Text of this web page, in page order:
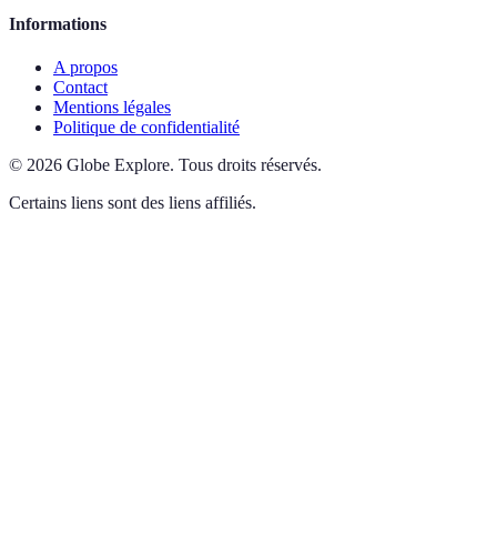
Informations
A propos
Contact
Mentions légales
Politique de confidentialité
© 2026 Globe Explore. Tous droits réservés.
Certains liens sont des liens affiliés.